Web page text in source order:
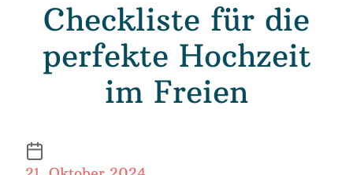
Checkliste für die
perfekte Hochzeit
im Freien